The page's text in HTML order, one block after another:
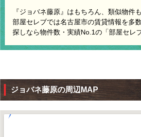
『ジョバネ藤原』はもちろん、類似物件
部屋セレブでは名古屋市の賃貸情報を多
探しなら物件数・実績No.1の「部屋セレ
ジョバネ藤原の周辺MAP